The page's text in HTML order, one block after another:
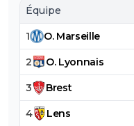
Équipe
1 O. Marseille
2 O. Lyonnais
3 Brest
4 Lens